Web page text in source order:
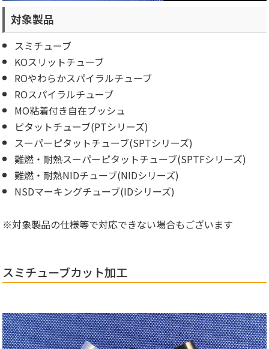
対象製品
スミチューブ
KOスリットチューブ
ROやわらかスパイラルチューブ
ROスパイラルチューブ
MO粘着付き自在ブッシュ
ピタットチューブ(PTシリーズ)
スーパーピタットチューブ(SPTシリーズ)
難燃・耐熱スーパーピタットチューブ(SPTFシリーズ)
難燃・耐熱NIDチューブ(NIDシリーズ)
NSDマーキングチューブ(IDシリーズ)
※対象製品の仕様等で対応できない場合もございます
スミチューブカット加工